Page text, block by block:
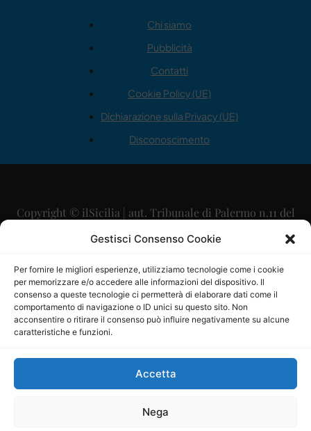
Gestisci Consenso Cookie
Per fornire le migliori esperienze, utilizziamo tecnologie come i cookie
per memorizzare e/o accedere alle informazioni del dispositivo. Il
consenso a queste tecnologie ci permetterà di elaborare dati come il
comportamento di navigazione o ID unici su questo sito. Non
acconsentire o ritirare il consenso può influire negativamente su alcune
caratteristiche e funzioni.
Accetta
Nega
Chi siamo
Pubblicità
Contatti
Cookie Policy (UE)
Dichiarazione sulla Privacy (UE)
Disconoscimento
Copyright © ilSicilia | aut. Tribunale di Palermo n.11 del
29/09/2015
Direttore Editoriale: Maurizio Scaglione
Direttore Responsabile: Maria Calabrese
P.IVA: 06334930820
Mercurio Comunicazione Società Cooperativa a r.l. è
iscritta al Registro degli Operatori di Comunicazione al